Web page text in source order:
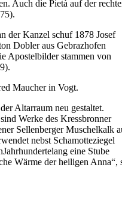
Auch die Pietà auf der
der Kanzel schuf 1878 Josef
Dobler aus Gebrazhofen
Apostelbilder stammen von
Maucher in Vogt.
Altarraum neu gestaltet.
Werke des Kressbronner
Sellenberger Muschelkalk
nebst Schamotteziegel
eine Stube
Wärme der heiligen Anna“,